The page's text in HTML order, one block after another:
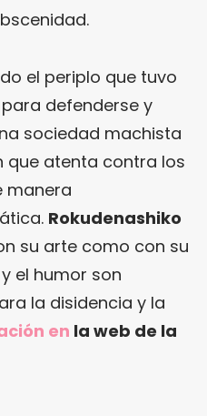
el periplo que tuvo
defenderse y
sociedad machista
que atenta contra los
manera
Rokudenashiko
su arte como con su
el humor son
la disidencia y la
en la web de la